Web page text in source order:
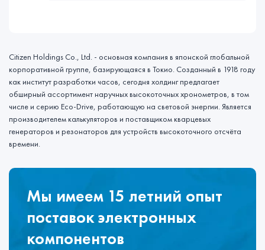
Citizen Holdings Co., Ltd. - основная компания в японской глобальной
корпоративной группе, базирующаяся в Токио. Созданный в 1918 году
как институт разработки часов, сегодня холдинг предлагает
обширный ассортимент наручных высокоточных хронометров, в том
числе и серию Eco-Drive, работающую на световой энергии. Является
производителем калькуляторов и поставщиком кварцевых
генераторов и резонаторов для устройств высокоточного отсчёта
времени.
Мы имеем 15 летний опыт
поставок электронных
компонентов